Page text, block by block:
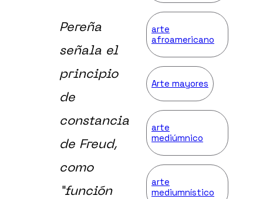
Pereña
señala el
principio
de
constancia
de Freud,
como
“función
arte
afroamericano
Arte mayores
arte
mediúmnico
arte
mediumnístico